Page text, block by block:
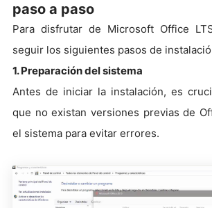
paso a paso
Para disfrutar de Microsoft Office
seguir los siguientes pasos de
1. Preparación del sistema
Antes de iniciar la instalación, es
que no existan versiones previas de
el sistema para evitar errores.